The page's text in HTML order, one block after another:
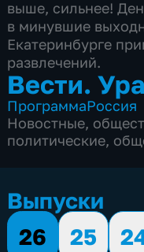
выше, сильнее!
в минувшие
Екатеринбурге
развлечений.
Вести.
ПрограммаРоссия
Новостные,
политические,
Выпуски
26
25